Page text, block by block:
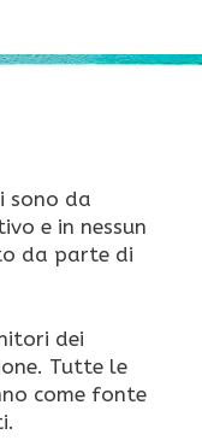
sono da
e in nessun
da parte di
dei
Tutte le
come fonte